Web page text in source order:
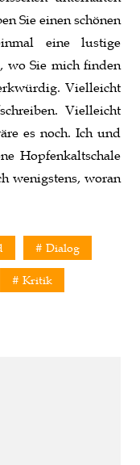
Sie einen schönen
eine lustige
wo Sie mich finden
Vielleicht
Vielleicht
es noch. Ich und
Hopfenkaltschale
wenigstens, woran
Dialog
Kritik